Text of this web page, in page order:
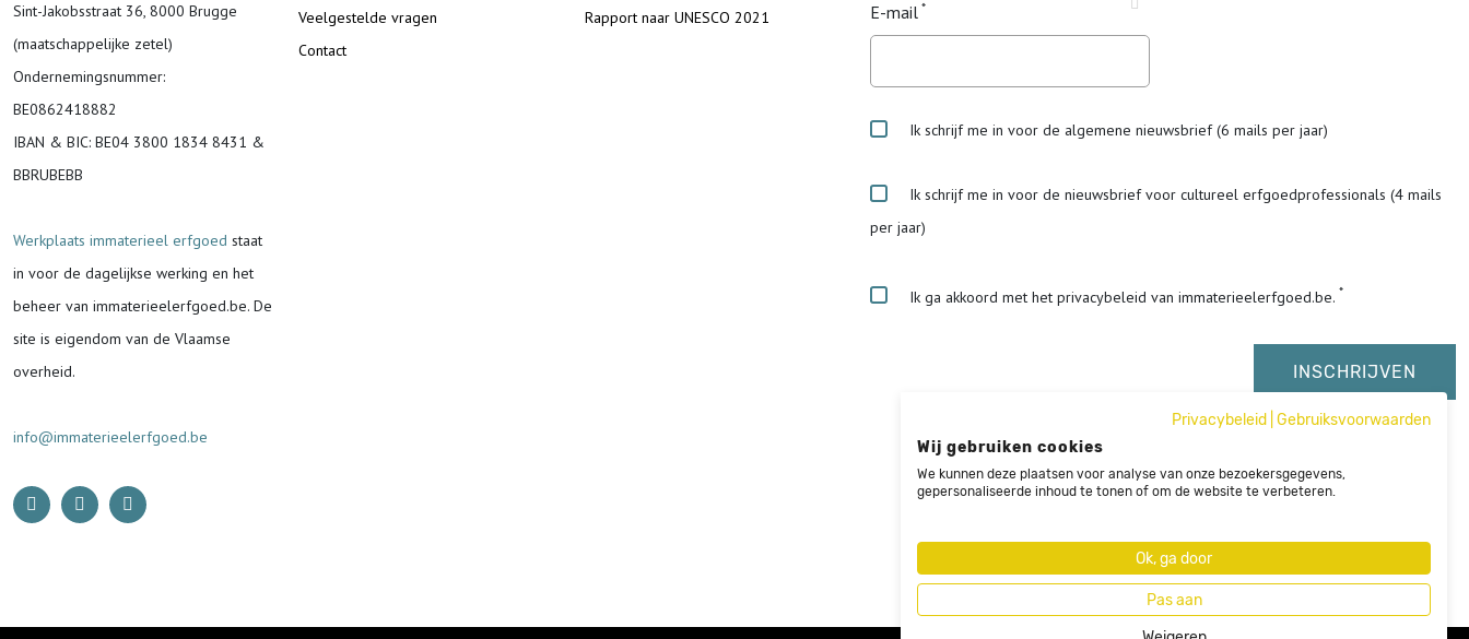
Sint-Jakobsstraat 36, 8000 Brugge
(maatschappelijke zetel)
Ondernemingsnummer:
BE0862418882
IBAN & BIC: BE04 3800 1834 8431 &
BBRUBEBB
Werkplaats immaterieel erfgoed staat
in voor de dagelijkse werking en het
beheer van immaterieelerfgoed.be. De
site is eigendom van de Vlaamse
overheid.
info@immaterieelerfgoed.be
Veelgestelde vragen
Contact
Rapport naar UNESCO 2021
E-mail
Ik schrijf me in voor de algemene nieuwsbrief (6 mails per jaar)
Ik schrijf me in voor de nieuwsbrief voor cultureel erfgoedprofessionals (4 mails
per jaar)
Ik ga akkoord met het privacybeleid van immaterieelerfgoed.be.
Privacybeleid
Gebruiksvoorwaarden
Wij gebruiken cookies
We kunnen deze plaatsen voor analyse van onze bezoekersgegevens,
gepersonaliseerde inhoud te tonen of om de website te verbeteren.
Ok, ga door
Pas aan